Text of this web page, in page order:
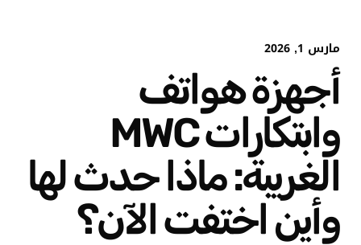
مارس 1, 2026
أجهزة هواتف
وابتكارات MWC
الغريبة: ماذا حدث لها
وأين اختفت الآن؟